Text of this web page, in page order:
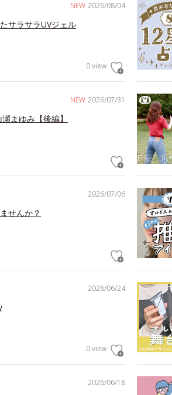
NEW 2026/08/04
サラサラUVジェル
0 view
NEW 2026/07/31
まゆみ【後編】
2026/07/06
せんか？
2026/06/24
0 view
2026/06/18